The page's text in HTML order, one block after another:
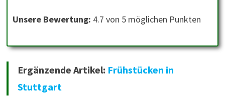
Unsere Bewertung: 4.7 von 5 möglichen Punkten
Ergänzende Artikel: Frühstücken in
Stuttgart